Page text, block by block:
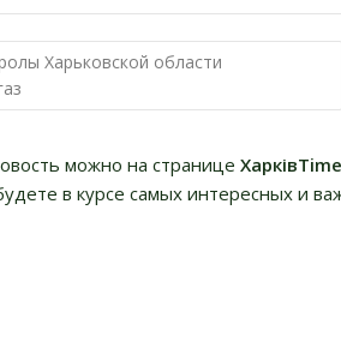
Харьковской области
можно на странице
в курсе самых интересных и